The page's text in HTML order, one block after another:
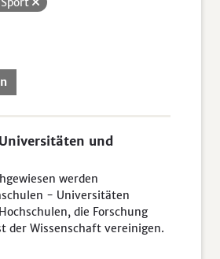
und
werden
- Universitäten
die Forschung
der Wissenschaft vereinigen.